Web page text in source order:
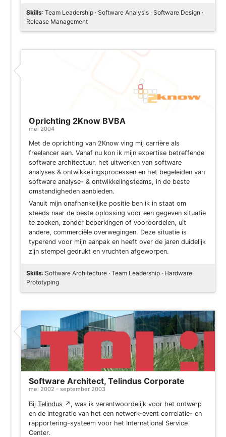
Skills: Team Leadership · Software Analysis · Software Design ·
Release Management
Oprichting 2Know BVBA
mei 2004
Met de oprichting van 2Know ving mij carrière als
freelancer aan. Vanaf nu kon ik mijn expertise betreffende
software architectuur, het uitwerken van software
analyses & ontwikkelingsprocessen en het begeleiden van
software analyse- & ontwikkelingsteams, in de beste
omstandigheden aanbieden.
Vanuit mijn onafhankelijke positie ben ik in staat om
steeds naar de beste oplossing voor een gegeven situatie
te zoeken, zonder beperkingen of vooroordelen, uit
andere, commerciële overwegingen. Deze situatie is
typerend voor mijn aanpak en heeft over de jaren duidelijk
zijn stempel gedrukt en vruchten afgeworpen.
Skills: Software Architecture · Team Leadership · Hardware
Prototyping
Software Architect, Telindus Corporate
mei 2002 - september 2003
Bij Telindus ↗ , was ik verantwoordelijk voor het ontwerp
en de integratie van het een netwerk-event correlatie- en
rapportering-systeem voor het International Service
Center.